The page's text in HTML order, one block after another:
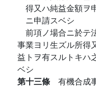
得又ハ純益金額ヲ
ニ申請スベシ
前項ノ場合ニ於テ
事業ヨリ生ズル所得
益トヲ有スルトキハ
ベシ
第十三條 有機合成